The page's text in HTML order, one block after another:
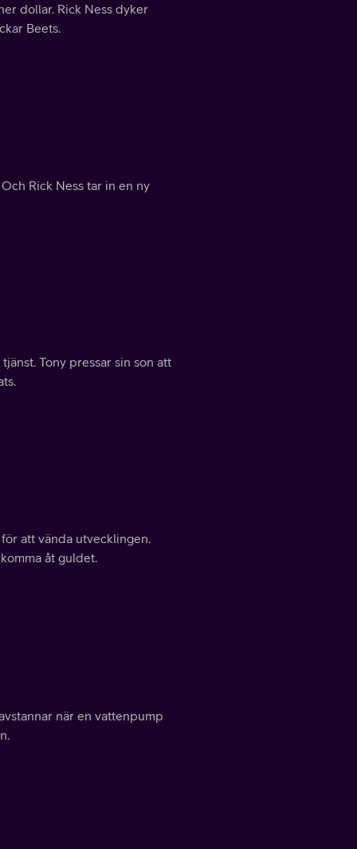
dollar. Rick Ness dyker
Beets.
Rick Ness tar in en ny
Tony pressar sin son att
att vända utvecklingen.
åt guldet.
när en vattenpump